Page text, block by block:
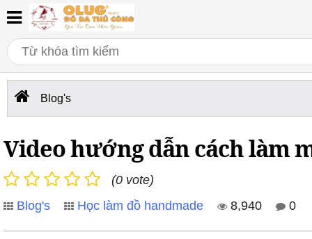
Blog's
Video hướng dẫn cách làm
(0 vote)
Blog's
Học làm đồ handmade 8,940 0